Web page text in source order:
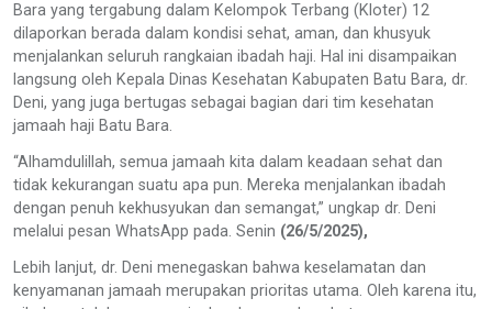
Bara yang tergabung dalam Kelompok Terbang (Kloter) 12
dilaporkan berada dalam kondisi sehat, aman, dan khusyuk
menjalankan seluruh rangkaian ibadah haji. Hal ini disampaikan
langsung oleh Kepala Dinas Kesehatan Kabupaten Batu Bara, dr.
Deni, yang juga bertugas sebagai bagian dari tim kesehatan
jamaah haji Batu Bara.
“Alhamdulillah, semua jamaah kita dalam keadaan sehat dan
tidak kekurangan suatu apa pun. Mereka menjalankan ibadah
dengan penuh kekhusyukan dan semangat,” ungkap dr. Deni
melalui pesan WhatsApp pada. Senin (26/5/2025),
Lebih lanjut, dr. Deni menegaskan bahwa keselamatan dan
kenyamanan jamaah merupakan prioritas utama. Oleh karena itu,